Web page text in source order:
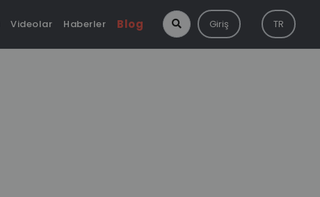
Videolar Haberler Blog Giriş TR